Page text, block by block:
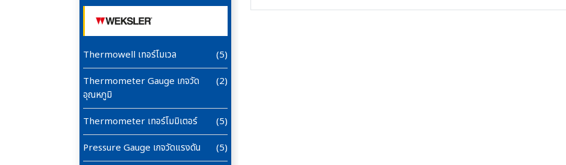
Thermowell เทอร์โมเวล
(5)
Thermometer Gauge เกจวัด
อุณหภูมิ
(2)
Thermometer เทอร์โมมิเตอร์
(5)
Pressure Gauge เกจวัดแรงดัน
(5)